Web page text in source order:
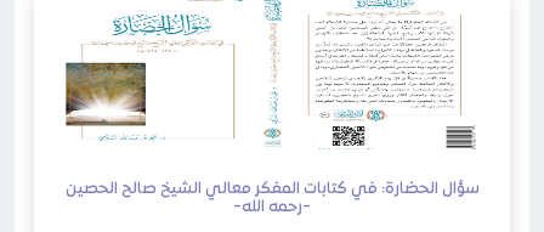
سؤال الحضارة: في كتابات المفكر معالي الشيخ صالح الحصين
-رحمه الله-